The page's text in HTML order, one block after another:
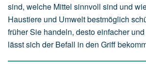
sind, welche Mittel sinnvoll sind und
Haustiere und Umwelt bestmöglich
früher Sie handeln, desto einfacher
lässt sich der Befall in den Griff